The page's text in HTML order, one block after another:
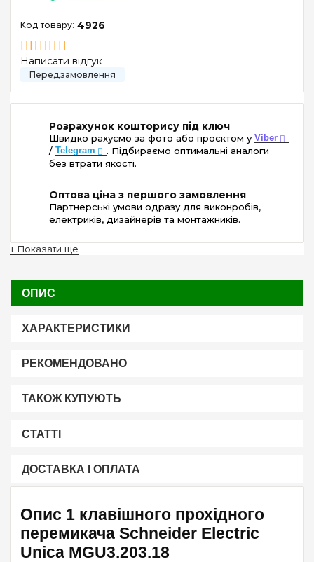
4926
Написати відгук
Розрахунок кошторису під ключ
Швидко рахуємо за фото або проєктом у Viber
/ Telegram
. Підбираємо оптимальні аналоги
без втрати якості.
Оптова ціна з першого замовлення
Партнерські умови одразу для виконробів,
електриків, дизайнерів та монтажників.
+ Показати ще
ОПИС
ХАРАКТЕРИСТИКИ
РЕКОМЕНДОВАНО
ТАКОЖ КУПУЮТЬ
СТАТТІ
ДОСТАВКА І ОПЛАТА
Опис 1 клавішного прохідного
перемикача Schneider Electric
Unica MGU3.203.18